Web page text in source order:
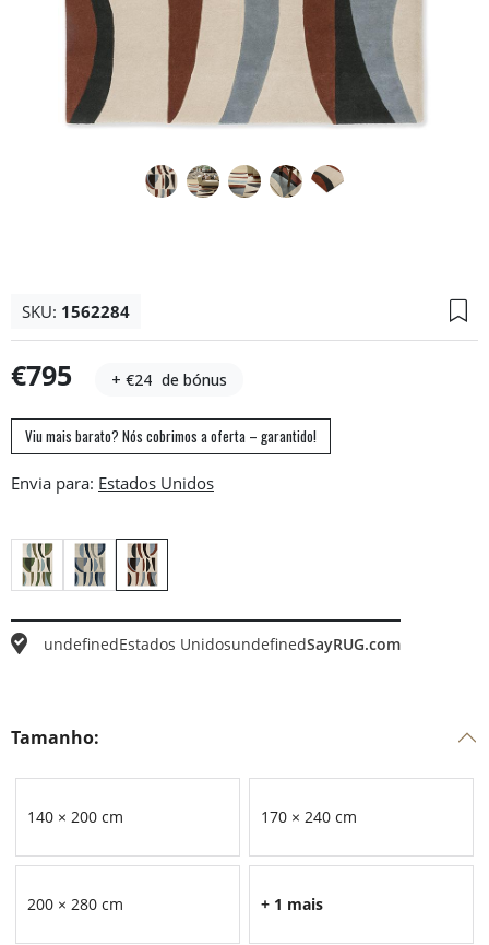
SKU: 1562284
€795 + €24 de bónus
Viu mais barato? Nós cobrimos a oferta – garantido!
Envia para:
undefinedEstados UnidosundefinedSayRUG.com
Tamanho:
140 × 200 cm 170 × 240 cm
200 × 280 cm + 1 mais